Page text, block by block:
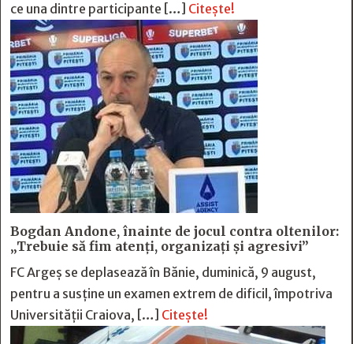
ce una dintre participante […] Citește!
Bogdan Andone, înainte de jocul contra oltenilor:
„Trebuie să fim atenți, organizați și agresivi”
FC Argeș se deplasează în Bănie, duminică, 9 august,
pentru a susține un examen extrem de dificil, împotriva
Universității Craiova, […] Citește!